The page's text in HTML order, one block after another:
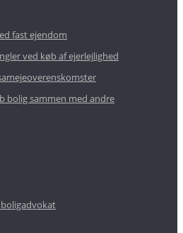
fast ejendom
ved køb af ejerlejlighed
bolig sammen med andre